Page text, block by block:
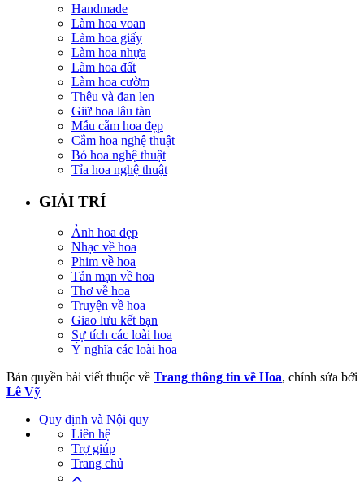
Handmade
Làm hoa voan
Làm hoa giấy
Làm hoa nhựa
Làm hoa đất
Làm hoa cườm
Thêu và đan len
Giữ hoa lâu tàn
Mẫu cắm hoa đẹp
Cắm hoa nghệ thuật
Bó hoa nghệ thuật
Tỉa hoa nghệ thuật
GIẢI TRÍ
Ảnh hoa đẹp
Nhạc về hoa
Phim về hoa
Tản mạn về hoa
Thơ về hoa
Truyện về hoa
Giao lưu kết bạn
Sự tích các loài hoa
Ý nghĩa các loài hoa
Bản quyền bài viết thuộc về Trang thông tin về Hoa, chỉnh sửa bởi
Lê Vỹ
Quy định và Nội quy
Liên hệ
Trợ giúp
Trang chủ